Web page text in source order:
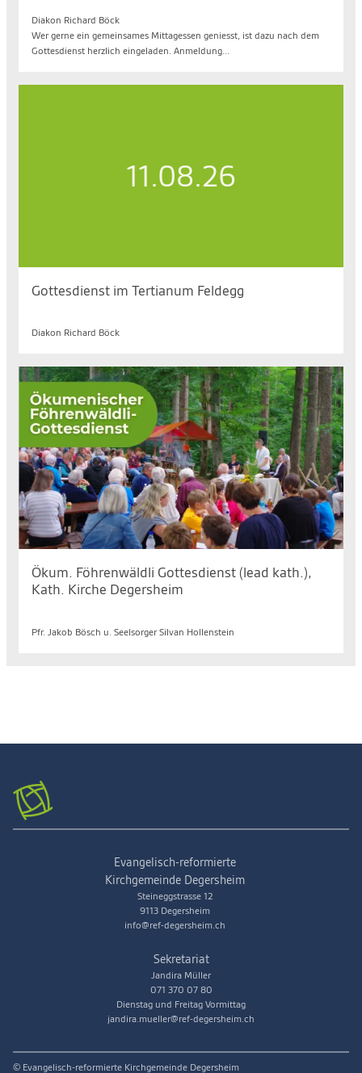
Diakon Richard Böck
Wer gerne ein gemeinsames Mittagessen geniesst, ist dazu nach dem
Gottesdienst herzlich eingeladen. Anmeldung...
11.08.26
Gottesdienst im Tertianum Feldegg
Diakon Richard Böck
Ökum. Föhrenwäldli Gottesdienst (lead kath.),
Kath. Kirche Degersheim
Pfr. Jakob Bösch u. Seelsorger Silvan Hollenstein
Evangelisch-reformierte
Kirchgemeinde Degersheim
Steineggstrasse 12
9113 Degersheim
info@ref-degersheim.ch
Sekretariat
Jandira Müller
071 370 07 80
Dienstag und Freitag Vormittag
jandira.mueller@ref-degersheim.ch
© Evangelisch-reformierte Kirchgemeinde Degersheim